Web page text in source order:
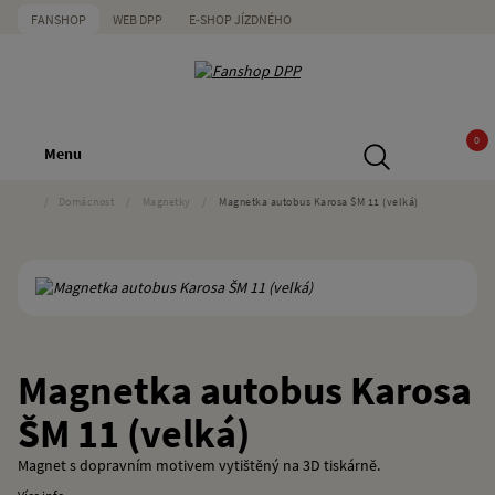
FANSHOP WEB DPP E-SHOP JÍZDNÉHO
Menu
0
Domácnost Magnetky Magnetka autobus Karosa ŠM 11 (velká)
Magnetka autobus Karosa
ŠM 11 (velká)
Magnet s dopravním motivem vytištěný na 3D tiskárně.